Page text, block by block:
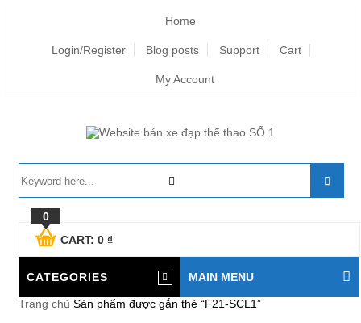
Home
Login/Register Blog posts Support Cart
My Account
0
CART: 0 ₫
CATEGORIES MAIN MENU
Trang chủ Sản phẩm được gắn thẻ “F21-SCL1”